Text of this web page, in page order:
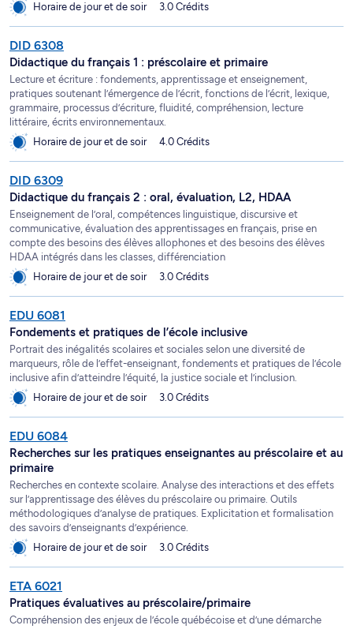
Horaire de jour et de soir
3.0 Crédits
DID 6308
Didactique du français 1 : préscolaire et primaire
Lecture et écriture : fondements, apprentissage et enseignement,
pratiques soutenant l’émergence de l’écrit, fonctions de l’écrit, lexique,
grammaire, processus d’écriture, fluidité, compréhension, lecture
littéraire, écrits environnementaux.
Horaire de jour et de soir
4.0 Crédits
DID 6309
Didactique du français 2 : oral, évaluation, L2, HDAA
Enseignement de l’oral, compétences linguistique, discursive et
communicative, évaluation des apprentissages en français, prise en
compte des besoins des élèves allophones et des besoins des élèves
HDAA intégrés dans les classes, différenciation
Horaire de jour et de soir
3.0 Crédits
EDU 6081
Fondements et pratiques de l’école inclusive
Portrait des inégalités scolaires et sociales selon une diversité de
marqueurs, rôle de l’effet-enseignant, fondements et pratiques de l’école
inclusive afin d’atteindre l’équité, la justice sociale et l’inclusion.
Horaire de jour et de soir
3.0 Crédits
EDU 6084
Recherches sur les pratiques enseignantes au préscolaire et au
primaire
Recherches en contexte scolaire. Analyse des interactions et des effets
sur l’apprentissage des élèves du préscolaire ou primaire. Outils
méthodologiques d’analyse de pratiques. Explicitation et formalisation
des savoirs d’enseignants d’expérience.
Horaire de jour et de soir
3.0 Crédits
ETA 6021
Pratiques évaluatives au préscolaire/primaire
Compréhension des enjeux de l’école québécoise et d’une démarche